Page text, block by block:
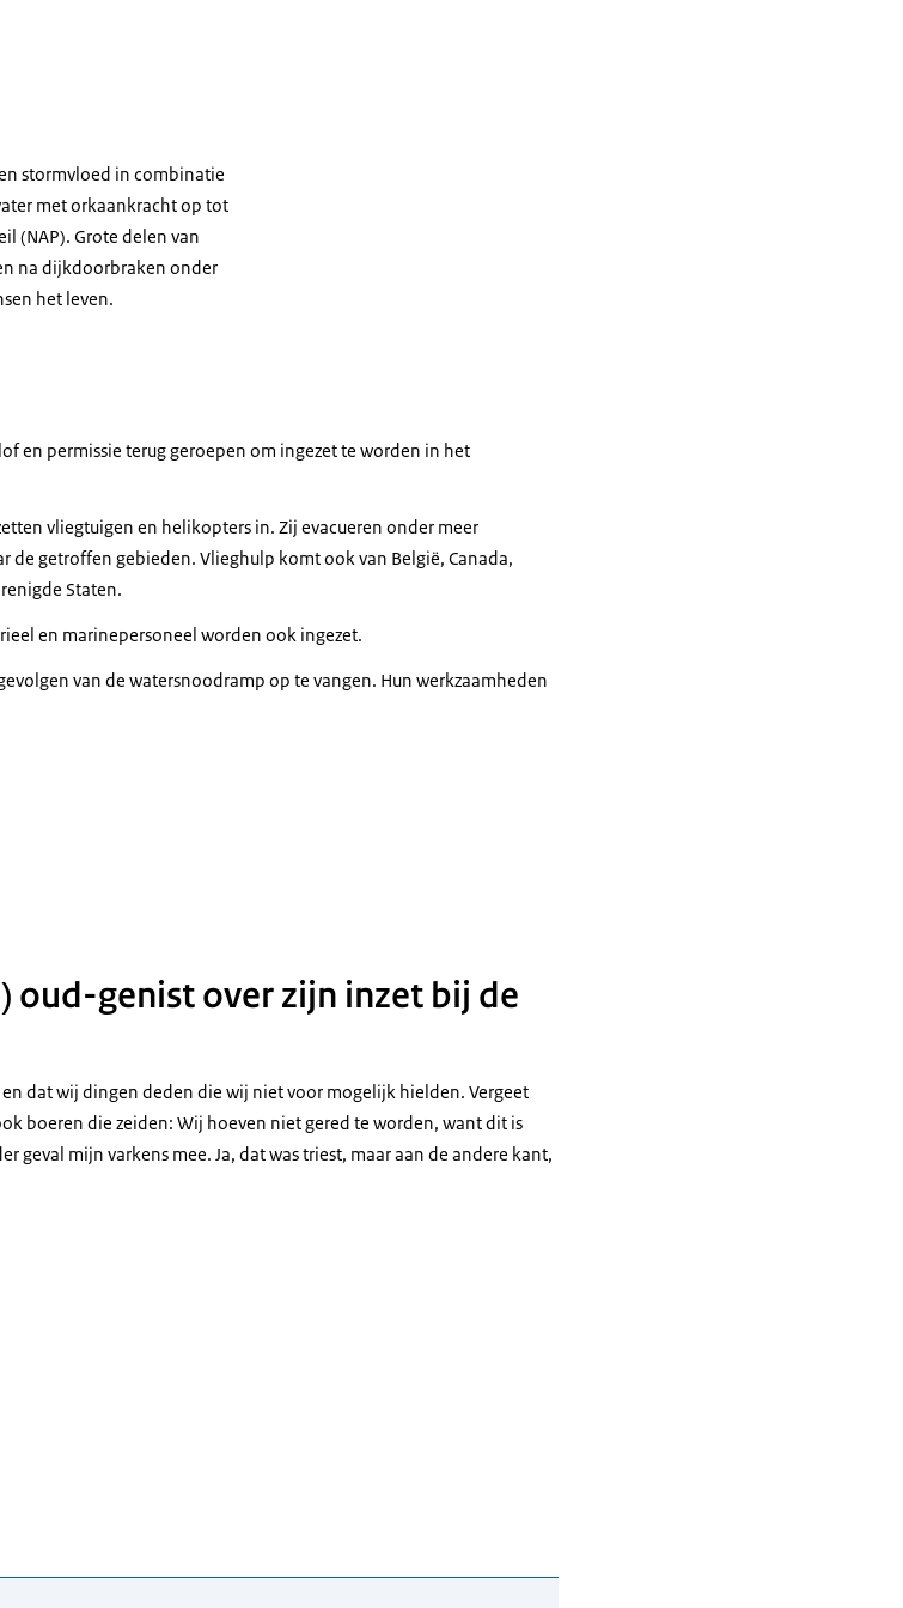
stormvloed in combinatie
met orkaankracht op tot
(NAP). Grote delen van
na dijkdoorbraken onder
het leven.
en permissie terug geroepen om ingezet te worden in het
vliegtuigen en helikopters in. Zij evacueren onder meer
de getroffen gebieden. Vlieghulp komt ook van België, Canada,
Staten.
en marinepersoneel worden ook ingezet.
van de watersnoodramp op te vangen. Hun werkzaamheden
oud-genist over zijn inzet bij de
dat wij dingen deden die wij niet voor mogelijk hielden. Vergeet
boeren die zeiden: Wij hoeven niet gered te worden, want dit is
geval mijn varkens mee. Ja, dat was triest, maar aan de andere kant,